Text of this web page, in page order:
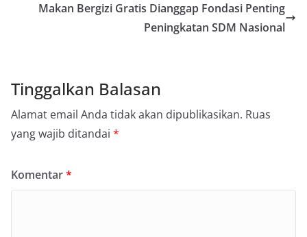
Makan Bergizi Gratis Dianggap Fondasi Penting
Peningkatan SDM Nasional
Tinggalkan Balasan
Alamat email Anda tidak akan dipublikasikan. Ruas
yang wajib ditandai *
Komentar*